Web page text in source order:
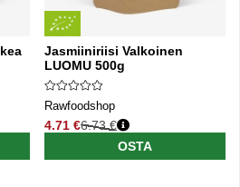
Jasmiiniriisi Valkoinen
LUOMU 500g
Rawfoodshop
4.71 €
Normaali hinta
6.73 €
OSTA